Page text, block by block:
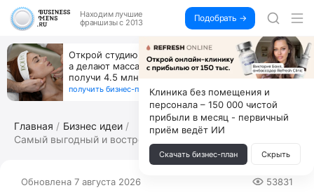
Находим лучшие
франшизы с 2013
Подобрать →
За 90 тыс. открой магазин на Авито, дома ни
коробок, ни товара, ни склада, зато каждый месяц
+125 тыс. чистыми
получить бизнес-план ↓
Главная
Бизнес идеи
Самый выгодный и востребованный бизне...
Обновлена 7 августа 2026 53831
Клиника без помещения и
персонала – 150 000 чистой
прибыли в месяц - первичный
приём ведёт ИИ
Скачать бизнес-план Скрыть